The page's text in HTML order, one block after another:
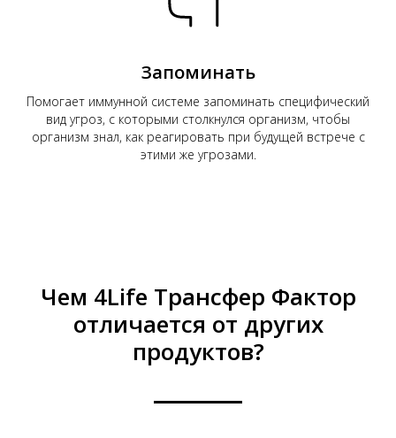
Запоминать
Помогает иммунной системе запоминать специфический
вид угроз, с которыми столкнулся организм, чтобы
организм знал, как реагировать при будущей встрече с
этими же угрозами.
Чем 4Life Трансфер Фактор
отличается от других
продуктов?